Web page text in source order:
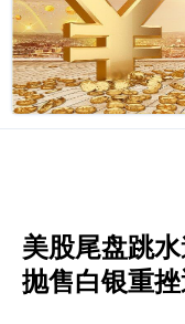
美股尾盘跳
抛售白银重